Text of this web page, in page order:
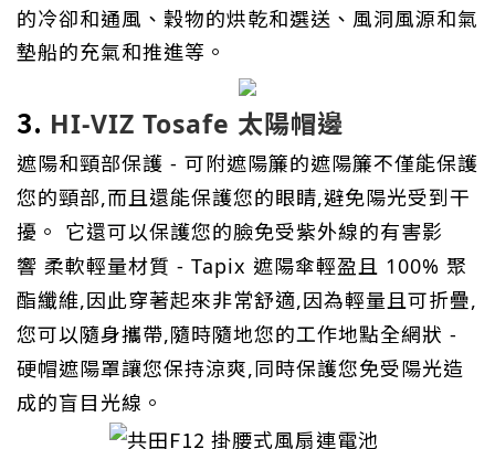
的冷卻和通風、穀物的烘乾和選送、風洞風源和氣
墊船的充氣和推進等。
3. HI-VIZ Tosafe 太陽帽邊
遮陽和頸部保護 - 可附遮陽簾的遮陽簾不僅能保護
您的頸部,而且還能保護您的眼睛,避免陽光受到干
擾。 它還可以保護您的臉免受紫外線的有害影
響 柔軟輕量材質 - Tapix 遮陽傘輕盈且 100% 聚
酯纖維,因此穿著起來非常舒適,因為輕量且可折疊,
您可以隨身攜帶,隨時隨地您的工作地點全網狀 -
硬帽遮陽罩讓您保持涼爽,同時保護您免受陽光造
成的盲目光線。